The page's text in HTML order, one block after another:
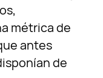
métrica de
antes
de